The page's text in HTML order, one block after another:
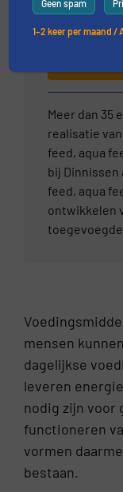
Meer dan 35
realisatie
feed, aqua feed en
bij Dinnissen
feed, aqua
ontwikkelen
mensen
dagelijkse
leveren
nodig zijn voor
functioneren
vormen
bestaan.
Geen spam
1–2 keer per maand /